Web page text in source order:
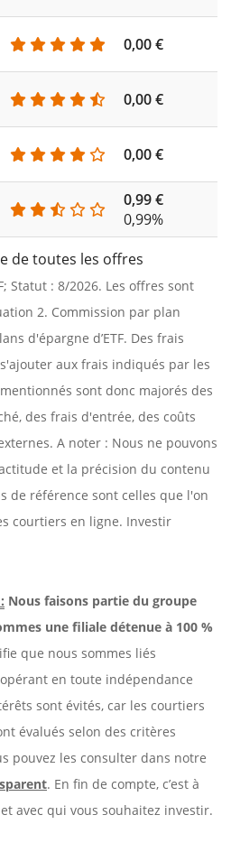
0,00 €
0,00 €
0,00 €
0,99 €
0,99%
de toutes les offres
Statut : 8/2026. Les offres sont
2. Commission par plan
d'épargne d’ETF. Des frais
aux frais indiqués par les
sont donc majorés des
des frais d'entrée, des coûts
A noter : Nous ne pouvons
et la précision du contenu
de référence sont celles que l'on
courtiers en ligne. Investir
Nous faisons partie du groupe
une filiale détenue à 100 %
que nous sommes liés
en toute indépendance
sont évités, car les courtiers
évalués selon des critères
pouvez les consulter dans notre
. En fin de compte, c’est à
avec qui vous souhaitez investir.